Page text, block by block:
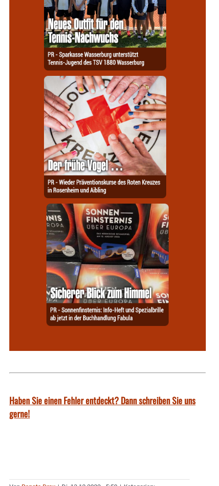
Haben Sie einen Fehler entdeckt? Dann schreiben Sie uns
gerne!